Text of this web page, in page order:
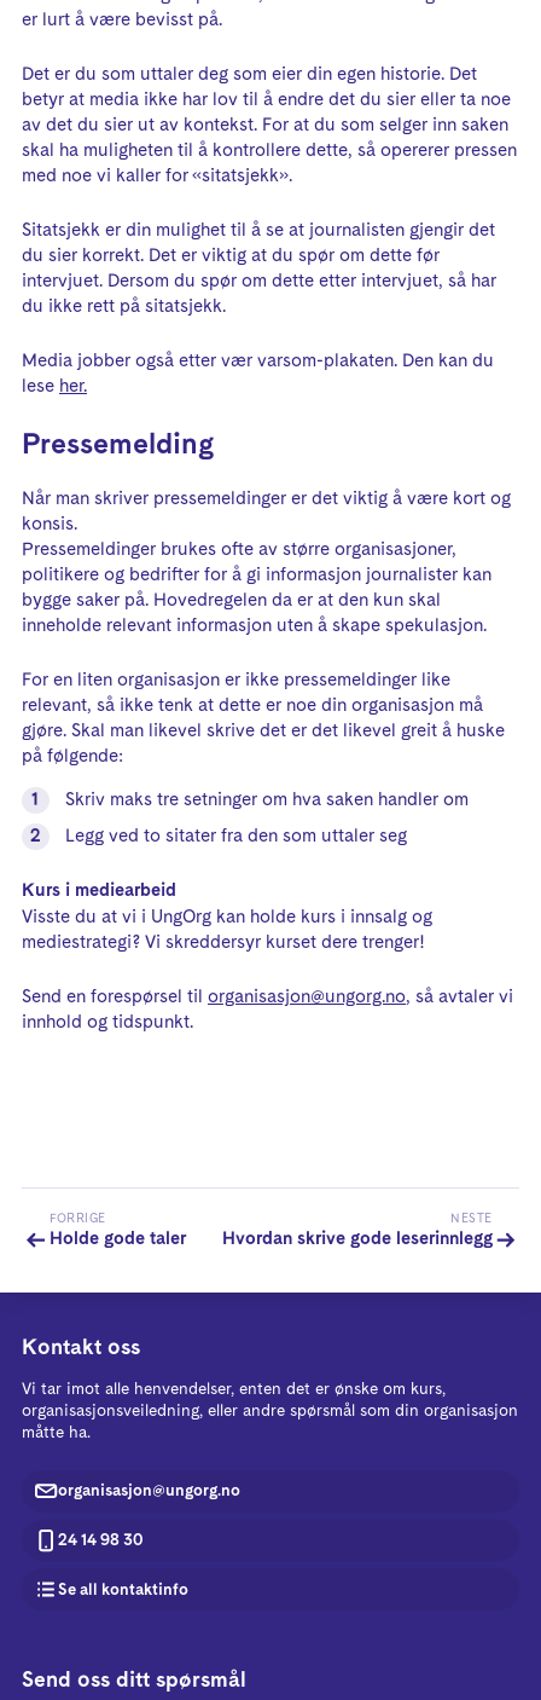
er lurt å være bevisst på.
Det er du som uttaler deg som eier din egen historie. Det
betyr at media ikke har lov til å endre det du sier eller ta noe
av det du sier ut av kontekst. For at du som selger inn saken
skal ha muligheten til å kontrollere dette, så opererer pressen
med noe vi kaller for «sitatsjekk».
Sitatsjekk er din mulighet til å se at journalisten gjengir det
du sier korrekt. Det er viktig at du spør om dette før
intervjuet. Dersom du spør om dette etter intervjuet, så har
du ikke rett på sitatsjekk.
Media jobber også etter vær varsom-plakaten. Den kan du
lese her.
Pressemelding
Når man skriver pressemeldinger er det viktig å være kort og
konsis.
Pressemeldinger brukes ofte av større organisasjoner,
politikere og bedrifter for å gi informasjon journalister kan
bygge saker på. Hovedregelen da er at den kun skal
inneholde relevant informasjon uten å skape spekulasjon.
For en liten organisasjon er ikke pressemeldinger like
relevant, så ikke tenk at dette er noe din organisasjon må
gjøre. Skal man likevel skrive det er det likevel greit å huske
på følgende:
Skriv maks tre setninger om hva saken handler om
Legg ved to sitater fra den som uttaler seg
Kurs i mediearbeid
Visste du at vi i UngOrg kan holde kurs i innsalg og
mediestrategi? Vi skreddersyr kurset dere trenger!
Send en forespørsel til organisasjon@ungorg.no, så avtaler vi
innhold og tidspunkt.
NESTE
Hvordan skrive gode leserinnlegg
FORRIGE
Holde gode taler
Kontakt oss
Vi tar imot alle henvendelser, enten det er ønske om kurs,
organisasjonsveiledning, eller andre spørsmål som din organisasjon
måtte ha.
organisasjon@ungorg.no
24 14 98 30
Se all kontaktinfo
Send oss ditt spørsmål